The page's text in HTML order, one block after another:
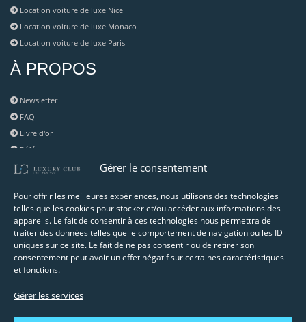
Gérer le consentement
Pour offrir les meilleures expériences, nous utilisons des technologies
telles que les cookies pour stocker et/ou accéder aux informations des
appareils. Le fait de consentir à ces technologies nous permettra de
traiter des données telles que le comportement de navigation ou les ID
uniques sur ce site. Le fait de ne pas consentir ou de retirer son
consentement peut avoir un effet négatif sur certaines caractéristiques
et fonctions.
Gérer les services
Location voiture de luxe Nice
Location voiture de luxe Monaco
Location voiture de luxe Paris
À PROPOS
Newsletter
FAQ
Livre d'or
Référence
Blog
RESSOURCES UTILES
Mentions légales
RGPD
Agence Web : AC Web Design
Agence de référencement : Romagr